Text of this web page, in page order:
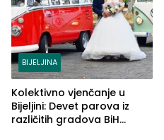
BIJELJINA
Kolektivno vjenčanje u
Bijeljini: Devet parova iz
različitih gradova BiH